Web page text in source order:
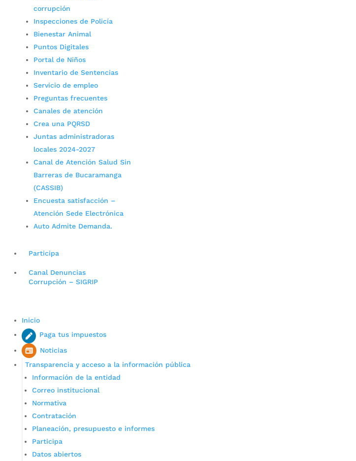
corrupción
Inspecciones de Policía
Bienestar Animal
Puntos Digitales
Portal de Niños
Inventario de Sentencias
Servicio de empleo
Preguntas frecuentes
Canales de atención
Crea una PQRSD
Juntas administradoras
locales 2024-2027
Canal de Atención Salud Sin
Barreras de Bucaramanga
(CASSIB)
Encuesta satisfacción –
Atención Sede Electrónica
Auto Admite Demanda.
Participa
Canal Denuncias
Corrupción – SIGRIP
Inicio
Paga tus impuestos
Noticias
Transparencia y acceso a la información pública
Información de la entidad
Correo institucional
Normativa
Contratación
Planeación, presupuesto e informes
Participa
Datos abiertos